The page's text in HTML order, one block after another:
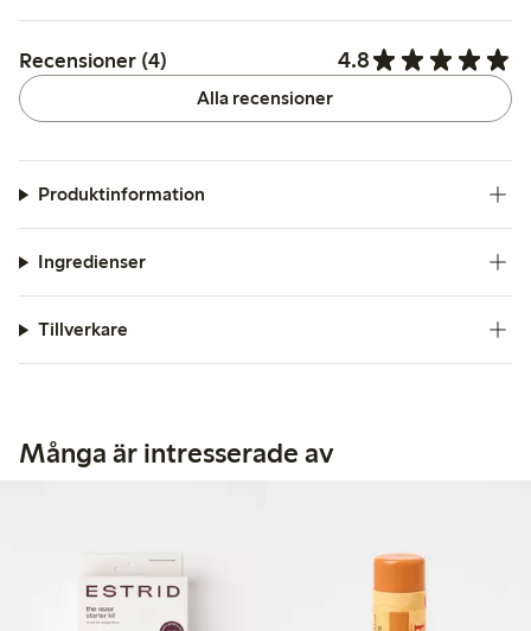
Recensioner (4) 4.8
Alla recensioner
Produktinformation
Ingredienser
Tillverkare
Många är intresserade av